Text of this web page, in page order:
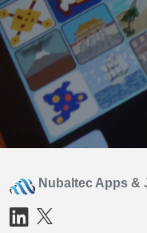
Nubaltec Apps &